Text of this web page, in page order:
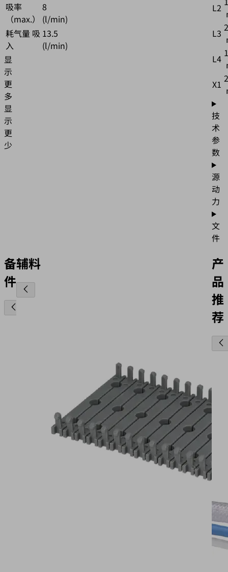
吸率
（max.）
8
(l/min)
耗气量 吸
入
13.5
(l/min)
显
示
更
多
显
示
更
少
L2
L3 2
L4
X1
技
术
参
数
源
动
力
文
件
备
件
辅料
产
品
推
荐